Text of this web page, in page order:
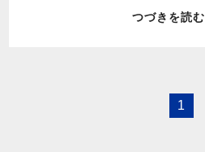
つづきを読む
1